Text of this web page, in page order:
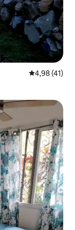
4,98 de uma
4,98 (41)